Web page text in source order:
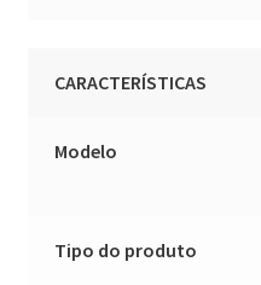
CARACTERÍSTICAS
Modelo
Tipo do produto